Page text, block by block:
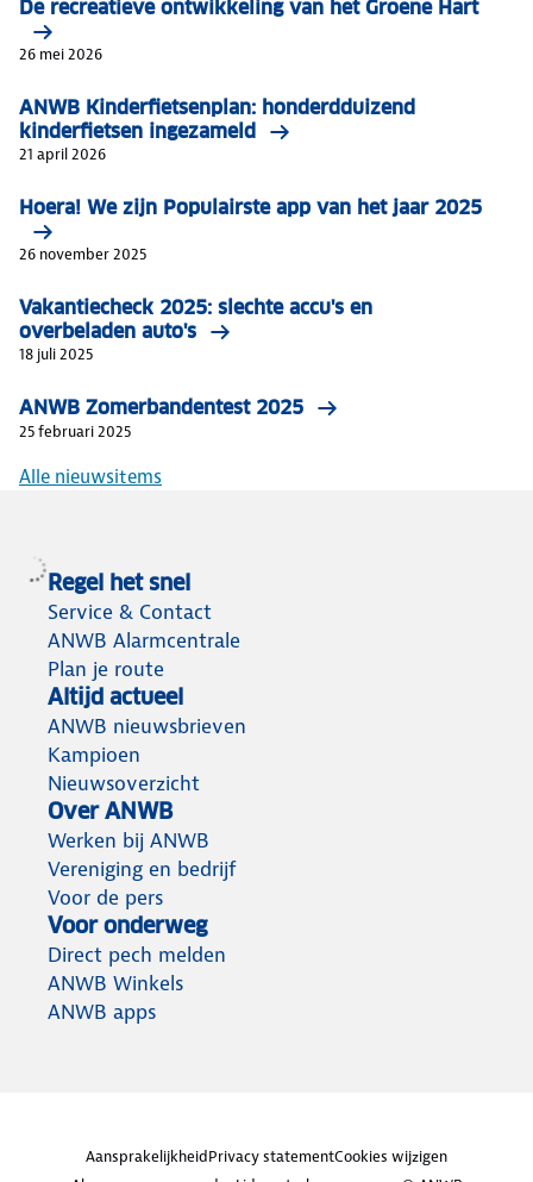
De recreatieve ontwikkeling van het Groene Hart
26 mei 2026
ANWB Kinderfietsenplan: honderdduizend
kinderfietsen ingezameld
21 april 2026
Hoera! We zijn Populairste app van het jaar 2025
26 november 2025
Vakantiecheck 2025: slechte accu's en
overbeladen auto's
18 juli 2025
ANWB Zomerbandentest 2025
25 februari 2025
Alle nieuwsitems
Regel het snel
Service & Contact
ANWB Alarmcentrale
Plan je route
Altijd actueel
ANWB nieuwsbrieven
Kampioen
Nieuwsoverzicht
Over ANWB
Werken bij ANWB
Vereniging en bedrijf
Voor de pers
Voor onderweg
Direct pech melden
ANWB Winkels
ANWB apps
AansprakelijkheidPrivacy statementCookies wijzigen